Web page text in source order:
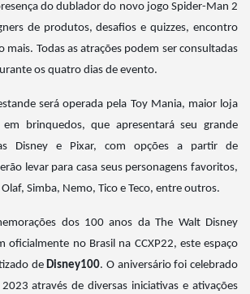
do dublador do novo jogo Spider-Man 2
de produtos, desafios e quizzes, encontro
mais. Todas as atrações podem ser consultadas
os quatro dias de evento.
será operada pela Toy Mania, maior loja
em brinquedos, que apresentará seu grande
Disney e Pixar, com opções a partir de
levar para casa seus personagens favoritos,
Simba, Nemo, Tico e Teco, entre outros.
dos 100 anos da The Walt Disney
oficialmente no Brasil na CCXP22, este espaço
deDisney100. O aniversário foi celebrado
através de diversas iniciativas e ativações